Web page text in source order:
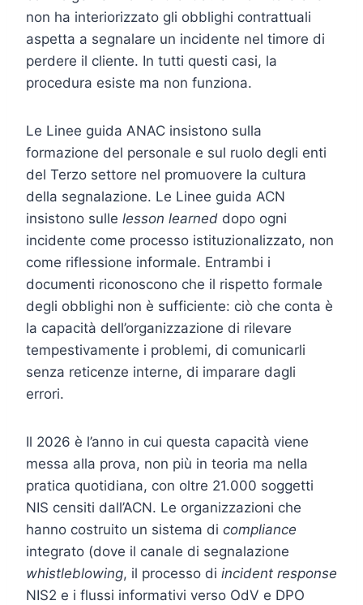
non ha interiorizzato gli obblighi contrattuali
aspetta a segnalare un incidente nel timore di
perdere il cliente. In tutti questi casi, la
procedura esiste ma non funziona.
Le Linee guida ANAC insistono sulla
formazione del personale e sul ruolo degli enti
del Terzo settore nel promuovere la cultura
della segnalazione. Le Linee guida ACN
insistono sulle lesson learned dopo ogni
incidente come processo istituzionalizzato, non
come riflessione informale. Entrambi i
documenti riconoscono che il rispetto formale
degli obblighi non è sufficiente: ciò che conta è
la capacità dell’organizzazione di rilevare
tempestivamente i problemi, di comunicarli
senza reticenze interne, di imparare dagli
errori.
Il 2026 è l’anno in cui questa capacità viene
messa alla prova, non più in teoria ma nella
pratica quotidiana, con oltre 21.000 soggetti
NIS censiti dall’ACN. Le organizzazioni che
hanno costruito un sistema di compliance
integrato (dove il canale di segnalazione
whistleblowing, il processo di incident response
NIS2 e i flussi informativi verso OdV e DPO